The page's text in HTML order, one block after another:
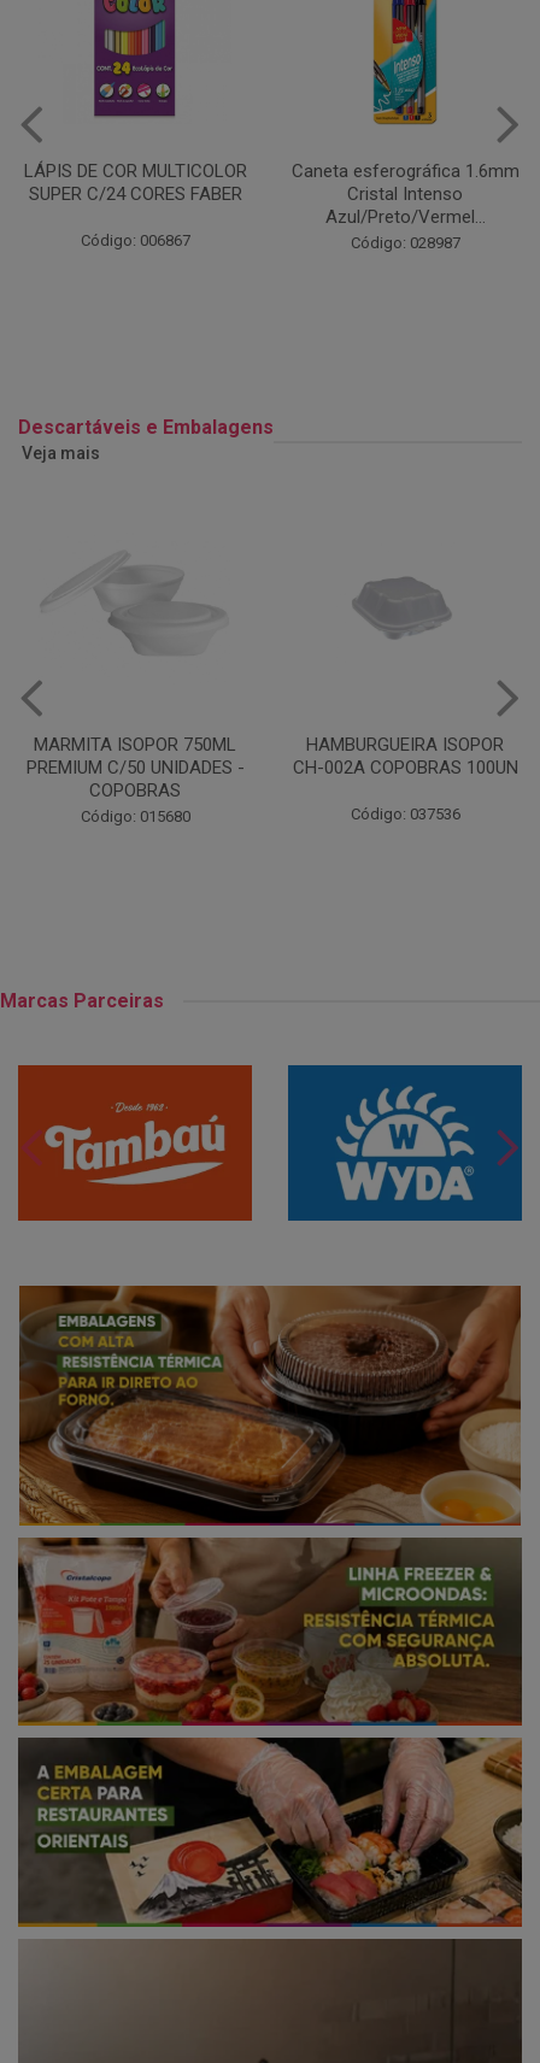
Caneta esferográfica 1.6mm
Cristal Intenso
Código: 028987
COLA EM BASTÃO 40G - LEO
& LEO
Código: 028164
Descartáveis e Embalagens
Veja mais
HAMBURGUEIRA ISOPOR
CH-002A COPOBRAS 100UN
Código: 037536
CAIXA PARDA PIZZA N30
OITAVADA BALUARTE C/10
Código: 001124
Marcas Parceiras